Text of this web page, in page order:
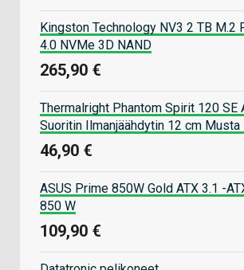
Kingston Technology NV3 2 TB M.2
4.0 NVMe 3D NAND
265,90 €
Thermalright Phantom Spirit 120 SE
Suoritin Ilmanjäähdytin 12 cm Musta
46,90 €
ASUS Prime 850W Gold ATX 3.1 -
850 W
109,90 €